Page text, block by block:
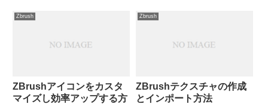
ローに最適な方法はどれでしょう
Zbrush
ZBrushアイコンをカスタ
マイズし効率アップする方
Zbrush
ZBrushテクスチャの作成
とインポート方法